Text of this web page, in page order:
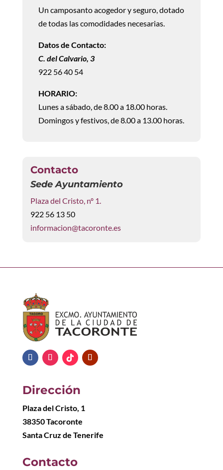
Un camposanto acogedor y seguro, dotado
de todas las comodidades necesarias.
Datos de Contacto:
C. del Calvario, 3
922 56 40 54
HORARIO:
Lunes a sábado, de 8.00 a 18.00 horas.
Domingos y festivos, de 8.00 a 13.00 horas.
Contacto
Sede Ayuntamiento
Plaza del Cristo, nº 1.
922 56 13 50
informacion@tacoronte.es
Dirección
Plaza del Cristo, 1
38350 Tacoronte
Santa Cruz de Tenerife
Contacto